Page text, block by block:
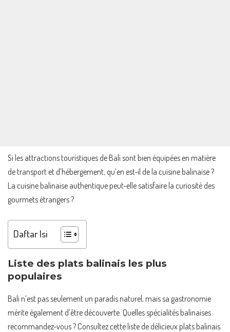
Si les attractions touristiques de Bali sont bien équipées en matière
de transport et d’hébergement, qu’en est-il de la cuisine balinaise ?
La cuisine balinaise authentique peut-elle satisfaire la curiosité des
gourmets étrangers ?
Daftar Isi
Liste des plats balinais les plus
populaires
Bali n’est pas seulement un paradis naturel, mais sa gastronomie
mérite également d’être découverte. Quelles spécialités balinaises
recommandez-vous ? Consultez cette liste de délicieux plats balinais.